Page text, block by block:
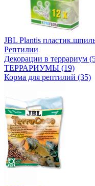
JBL Plantis
Рептилии
Декорации в террариум
ТЕРРАРИУМЫ (19)
Корма для рептилий (35)